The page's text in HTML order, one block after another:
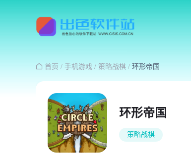
 首页 / 手机游戏 / 策略战棋 / 环形帝国
环形帝国
策略战棋